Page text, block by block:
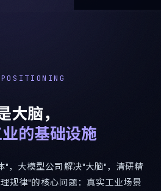
POSITIONING
大脑，
业的基础设施
"，大模型公司解决"大脑"，清研精
规律"的核心问题：真实工业场景